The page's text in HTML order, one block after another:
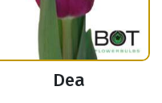
Dea